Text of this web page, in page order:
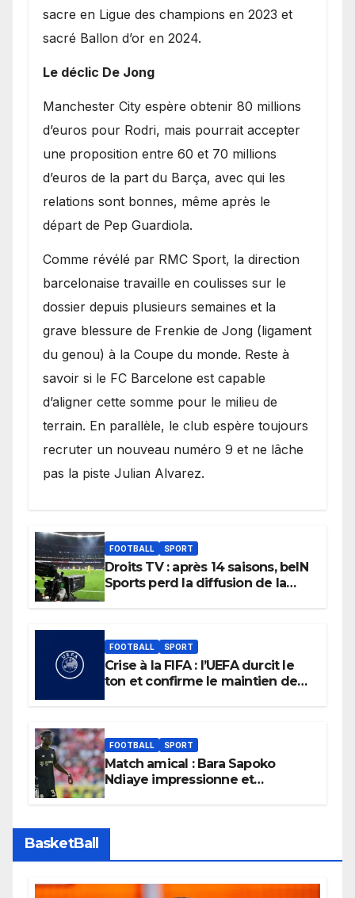
sacre en Ligue des champions en 2023 et
sacré Ballon d’or en 2024.
Le déclic De Jong
​Manchester City espère obtenir 80 millions
d’euros pour Rodri, mais pourrait accepter
une proposition entre 60 et 70 millions
d’euros de la part du Barça, avec qui les
relations sont bonnes, même après le
départ de Pep Guardiola.
​Comme révélé par RMC Sport, la direction
barcelonaise travaille en coulisses sur le
dossier depuis plusieurs semaines et la
grave blessure de Frenkie de Jong (ligament
du genou) à la Coupe du monde. Reste à
savoir si le FC Barcelone est capable
d’aligner cette somme pour le milieu de
terrain. En parallèle, le club espère toujours
recruter un nouveau numéro 9 et ne lâche
pas la piste Julian Alvarez.
FOOTBALL SPORT
Droits TV : après 14 saisons, beIN
Sports perd la diffusion de la
FOOTBALL SPORT
Crise à la FIFA : l’UEFA durcit le
ton et confirme le maintien de
FOOTBALL SPORT
Match amical : Bara Sapoko
Ndiaye impressionne et
BasketBall